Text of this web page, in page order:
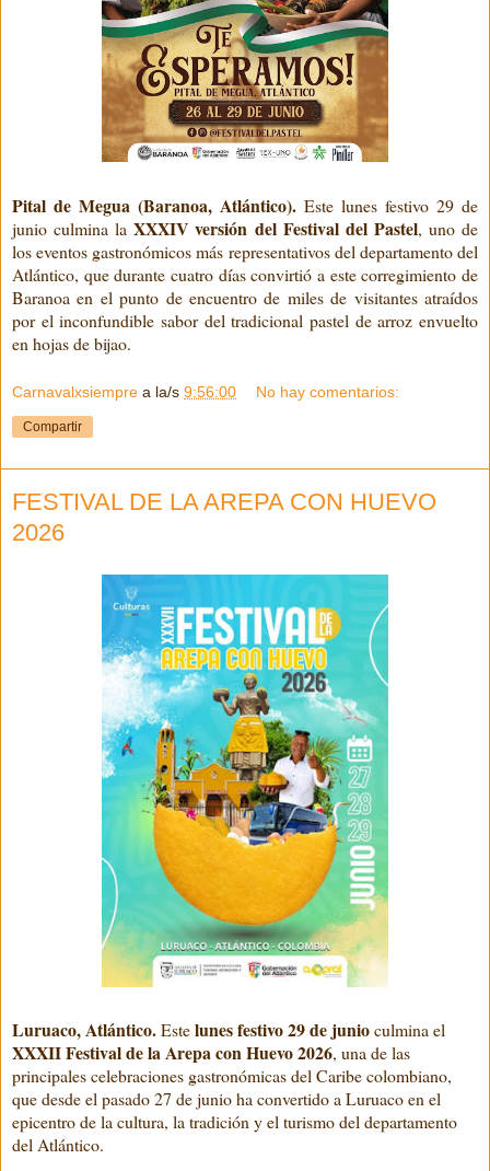
Pital de Megua (Baranoa, Atlántico). Este lunes festivo 29 de
junio culmina laXXXIV versión del Festival del Pastel, uno de
los eventos gastronómicos más representativos del departamento del
Atlántico, que durante cuatro días convirtió a este corregimiento de
Baranoa en el punto de encuentro de miles de visitantes atraídos
por el inconfundible sabor del tradicional pastel de arroz envuelto
en hojas de bijao.
Carnavalxsiempre a la/s 9:56:00 No hay comentarios:
Compartir
FESTIVAL DE LA AREPA CON HUEVO
2026
Luruaco, Atlántico.Estelunes festivo 29 de junioculmina el
XXXII Festival de la Arepa con Huevo 2026, una de las
principales celebraciones gastronómicas del Caribe colombiano,
que desde el pasado 27 de junio ha convertido a Luruaco en el
epicentro de la cultura, la tradición y el turismo del departamento
del Atlántico.